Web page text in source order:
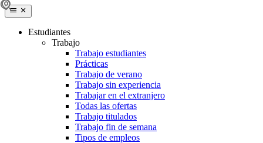
Estudiantes
Trabajo
Trabajo estudiantes
Prácticas
Trabajo de verano
Trabajo sin experiencia
Trabajar en el extranjero
Todas las ofertas
Trabajo titulados
Trabajo fin de semana
Tipos de empleos